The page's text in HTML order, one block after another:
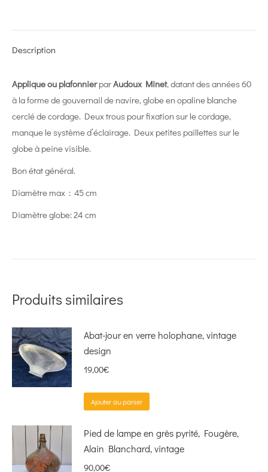
Description
Applique ou plafonnierparAudoux Minet, datant des années 60
à la forme de gouvernail de navire, globe en opaline blanche
cerclé de cordage. Deux trous pour fixation sur le cordage,
manque le système d’éclairage. Deux petites paillettes sur le
globe à peine visible.
Bon état général.
Diamètre max : 45 cm
Diamètre globe: 24 cm
Produits similaires
Abat-jour en verre holophane, vintage
design
19,00€
Ajouter au panier
Pied de lampe en grès pyrité, Fougère,
Alain Blanchard, vintage
90,00€